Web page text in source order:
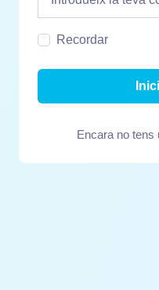
Recordar
Encara no tens